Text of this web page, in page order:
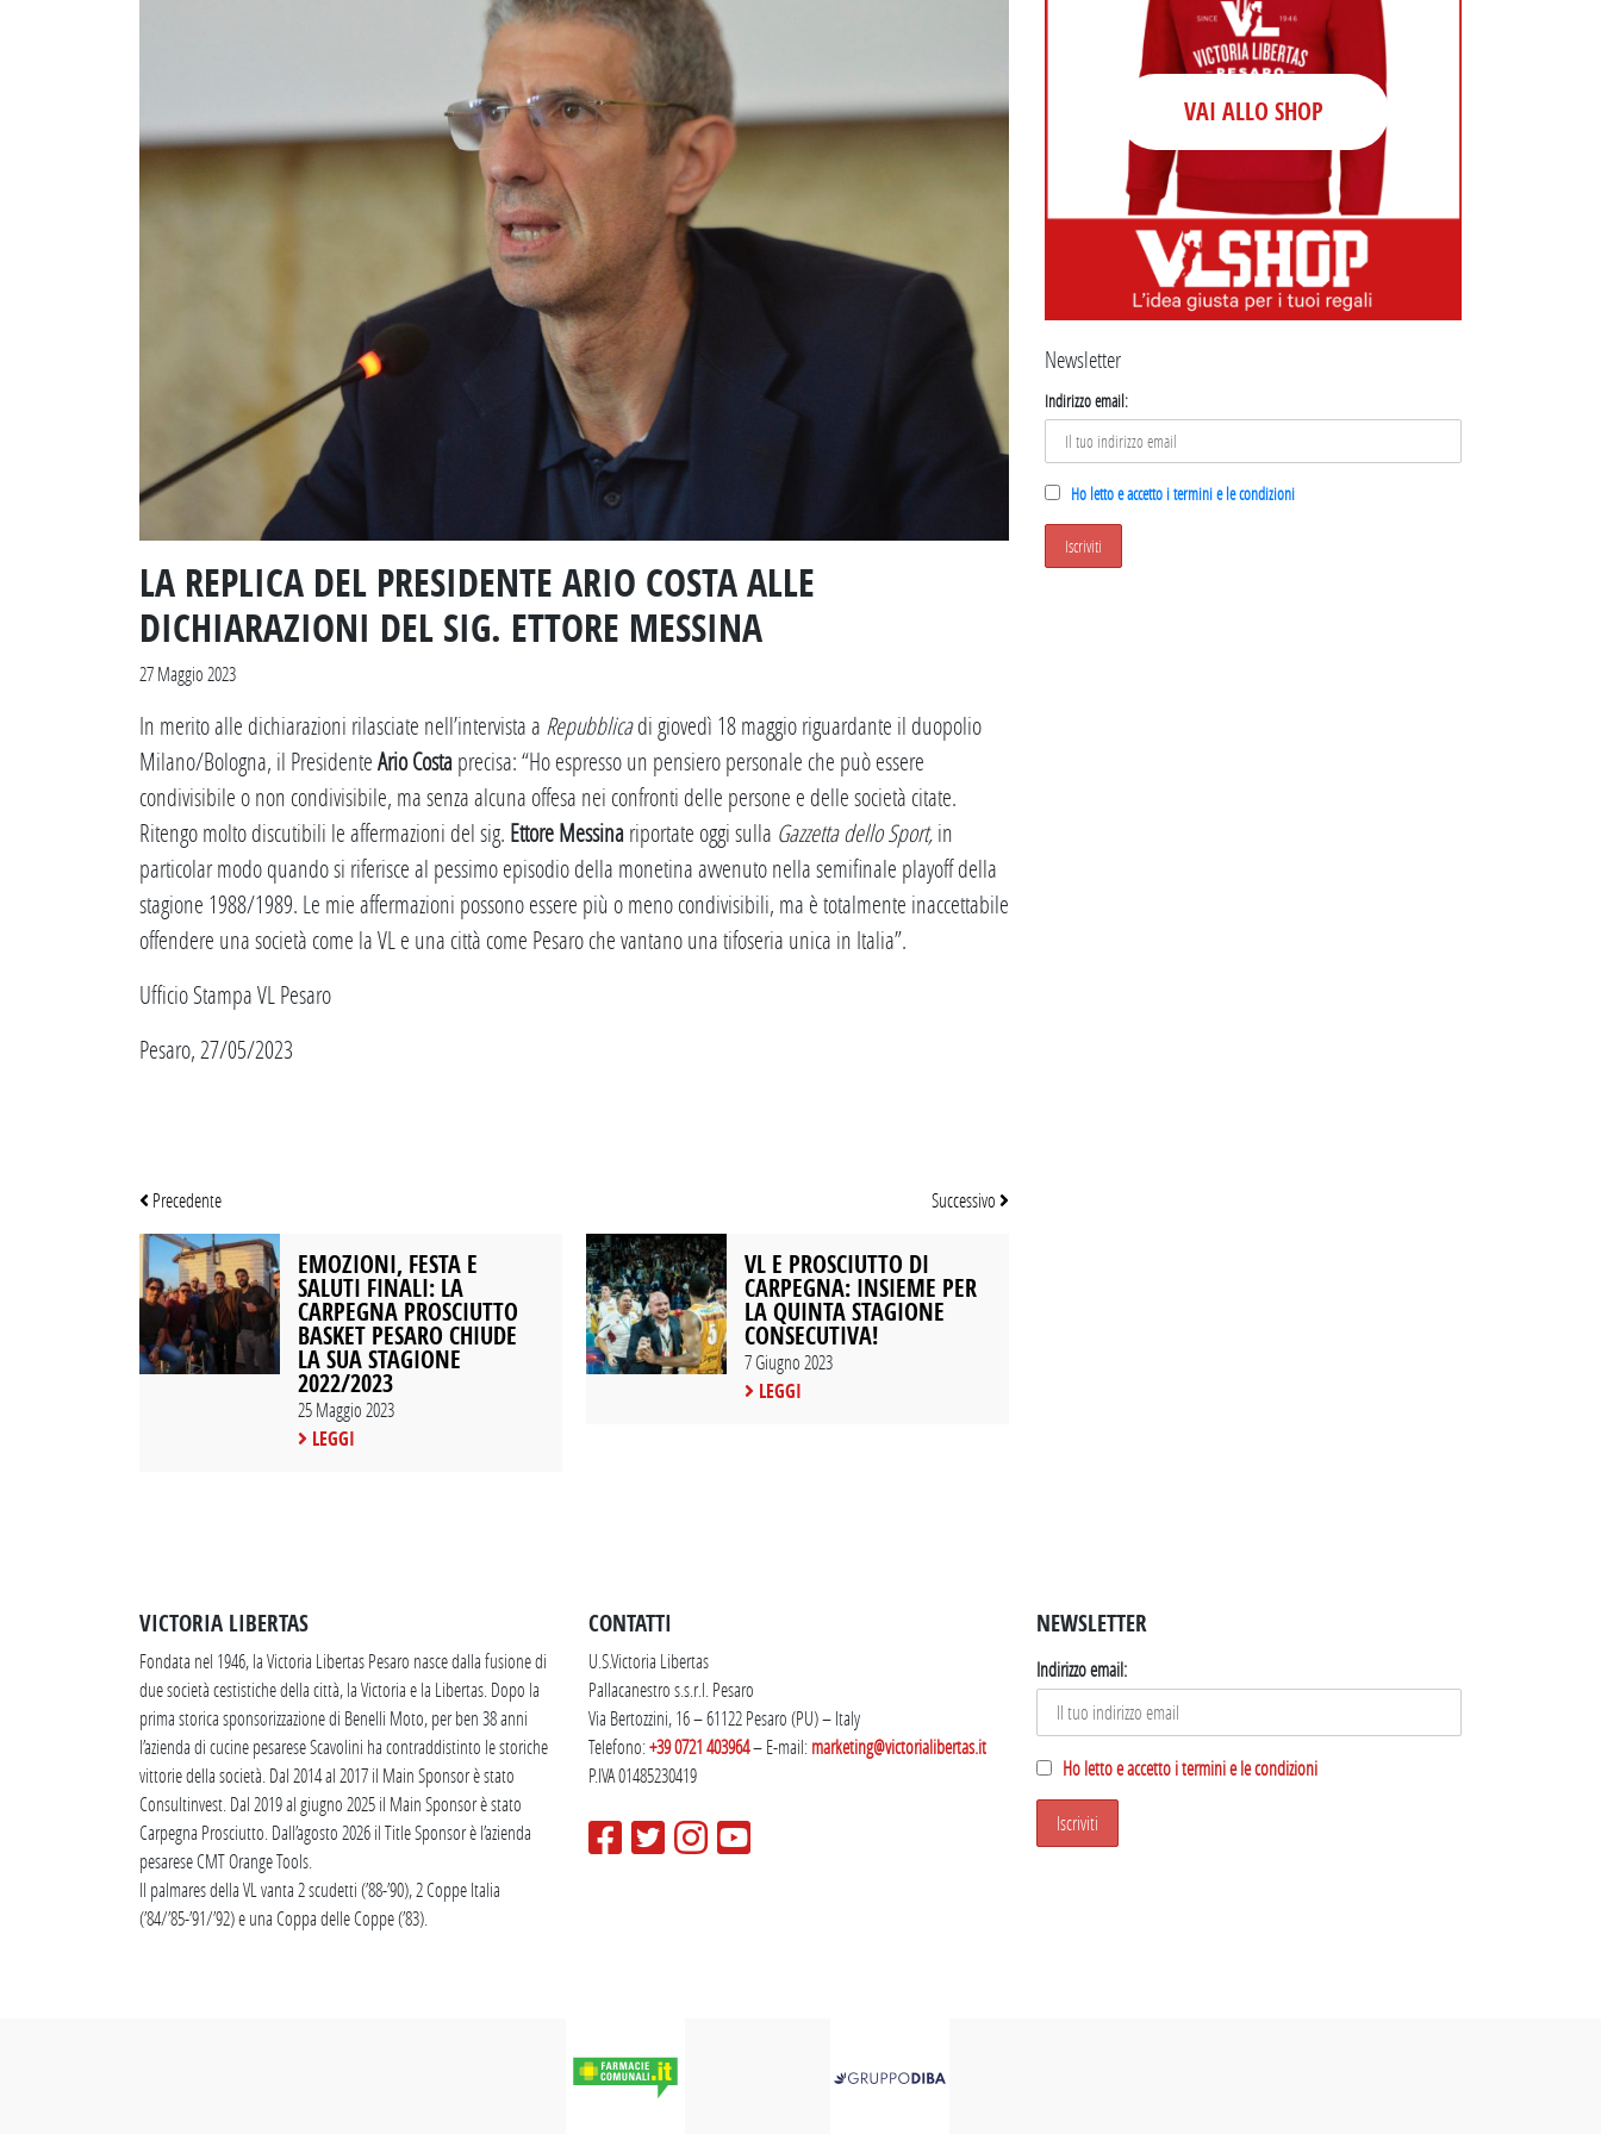
LA REPLICA DEL PRESIDENTE ARIO COSTA ALLE
DICHIARAZIONI DEL SIG. ETTORE MESSINA
27 Maggio 2023
In merito alle dichiarazioni rilasciate nell’intervista a Repubblicadi giovedì 18 maggio riguardante il duopolio
Milano/Bologna, il PresidenteArio Costa precisa: “Ho espresso un pensiero personale che può essere
condivisibile o non condivisibile, ma senza alcuna offesa nei confronti delle persone e delle società citate.
Ritengo molto discutibili le affermazioni del sig. Ettore Messina riportate oggi sulla Gazzetta dello Sport,in
particolar modo quando si riferisce al pessimo episodio della monetina avvenuto nella semifinale playoff della
stagione 1988/1989. Le mie affermazioni possono essere più o meno condivisibili, ma è totalmente inaccettabile
offendere una società come la VL e una città come Pesaro che vantano una tifoseria unica in Italia”.
Ufficio Stampa VL Pesaro
Pesaro, 27/05/2023
Precedente
EMOZIONI, FESTA E
SALUTI FINALI: LA
CARPEGNA PROSCIUTTO
BASKET PESARO CHIUDE
LA SUA STAGIONE
2022/2023
25 Maggio 2023
LEGGI
Successivo
VL E PROSCIUTTO DI
CARPEGNA: INSIEME PER
LA QUINTA STAGIONE
CONSECUTIVA!
7 Giugno 2023
LEGGI
VAI ALLO SHOP
Newsletter
Indirizzo email:
Ho letto e accetto i termini e le condizioni
VICTORIA LIBERTAS
Fondata nel 1946, la Victoria Libertas Pesaro nasce dalla fusione di
due società cestistiche della città, la Victoria e la Libertas. Dopo la
prima storica sponsorizzazione di Benelli Moto, per ben 38 anni
l’azienda di cucine pesarese Scavolini ha contraddistinto le storiche
vittorie della società. Dal 2014 al 2017 il Main Sponsor è stato
Consultinvest. Dal 2019 al giugno 2025 il Main Sponsor è stato
Carpegna Prosciutto. Dall’agosto 2026 il Title Sponsor è l’azienda
pesarese CMT Orange Tools.
Il palmares della VL vanta 2 scudetti (’88-’90), 2 Coppe Italia
(’84/’85-’91/’92) e una Coppa delle Coppe (’83).
CONTATTI
U.S.Victoria Libertas
Pallacanestro s.s.r.l. Pesaro
Via Bertozzini, 16 – 61122 Pesaro (PU) – Italy
Telefono:+39 0721 403964– E-mail:marketing@victorialibertas.it
P.IVA 01485230419
NEWSLETTER
Indirizzo email:
Ho letto e accetto i termini e le condizioni